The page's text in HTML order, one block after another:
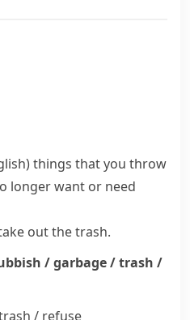
things that you throw
longer want or need
out the trash.
/ garbage / trash /
/ refuse